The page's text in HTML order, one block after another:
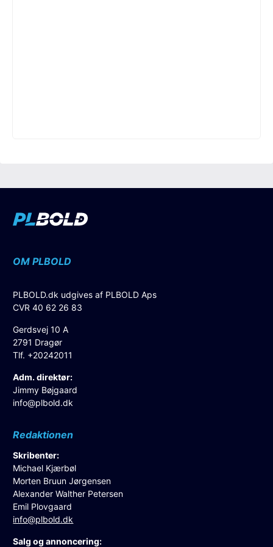
OM PLBOLD
PLBOLD.dk udgives af PLBOLD Aps
CVR 40 62 26 83
Gerdsvej 10 A
2791 Dragør
Tlf. +20242011
Adm. direktør:
Jimmy Bøjgaard
info@plbold.dk
Redaktionen
Skribenter:
Michael Kjærbøl
Morten Bruun Jørgensen
Alexander Walther Petersen
Emil Plovgaard
info@plbold.dk
Salg og annoncering: